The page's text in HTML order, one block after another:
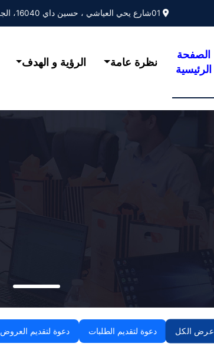
01شارع يحي العياشي ، حسين داي 16040، الجزائر العاصمة، الجزائر
الصفحة
الرئيسية
نظرة عامة الرؤية و الهدف
عرض الكل دعوة لتقديم الطلبات دعوة لتقديم العروض